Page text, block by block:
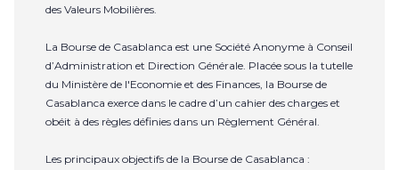
des Valeurs Mobilières.
La Bourse de Casablanca est une Société Anonyme à Conseil
d’Administration et Direction Générale. Placée sous la tutelle
du Ministère de l'Economie et des Finances, la Bourse de
Casablanca exerce dans le cadre d’un cahier des charges et
obéit à des règles définies dans un Règlement Général.
Les principaux objectifs de la Bourse de Casablanca :